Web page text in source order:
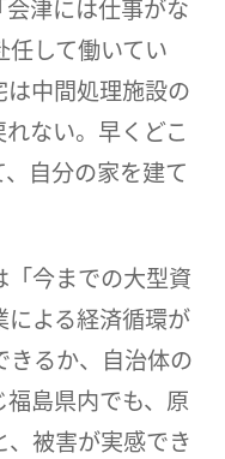
津には仕事がな
任して働いてい
中間処理施設の
ない。早くどこ
自分の家を建て
今までの大型資
よる経済循環が
きるか、自治体の
島県内でも、原
被害が実感でき